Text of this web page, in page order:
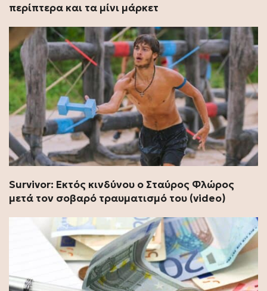
περίπτερα και τα μίνι μάρκετ
Survivor: Εκτός κινδύνου ο Σταύρος Φλώρος
μετά τον σοβαρό τραυματισμό του (video)